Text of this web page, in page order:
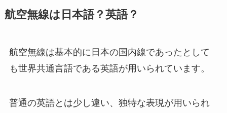
航空無線は日本語？英語？
航空無線は基本的に日本の国内線であったとして
も世界共通言語である英語が用いられています。
普通の英語とは少し違い、独特な表現が用いられ